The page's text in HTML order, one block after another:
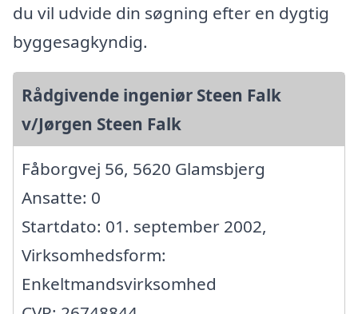
du vil udvide din søgning efter en dygtig
byggesagkyndig.
Rådgivende ingeniør Steen Falk
v/Jørgen Steen Falk
Fåborgvej 56, 5620 Glamsbjerg
Ansatte: 0
Startdato: 01. september 2002,
Virksomhedsform:
Enkeltmandsvirksomhed